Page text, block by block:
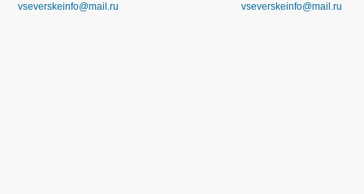
vseverskeinfo@mail.ru
vseverskeinfo@mail.ru